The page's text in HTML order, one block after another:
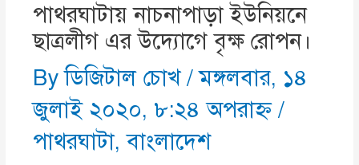
পাথরঘাটায় নাচনাপাড়া ইউনিয়নে
ছাত্রলীগ এর উদ্যোগে বৃক্ষ রোপন।
Byডিজিটাল চোখ/মঙ্গলবার, ১৪
জুলাই ২০২০, ৮:২৪ অপরাহ্ণ/
পাথরঘাটা,বাংলাদেশ